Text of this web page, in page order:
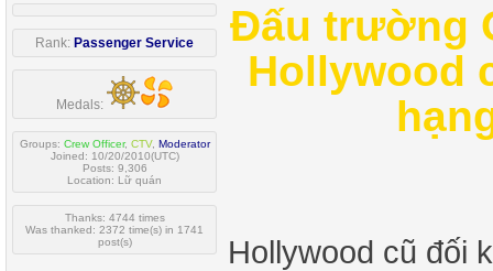
Rank: Passenger Service
Medals:
Groups: Crew Officer, CTV, Moderator
Joined: 10/20/2010(UTC)
Posts: 9,306
Location: Lữ quán
Thanks: 4744 times
Was thanked: 2372 time(s) in 1741
post(s)
Đấu trường
Hollywood
Hollywood cũ đối